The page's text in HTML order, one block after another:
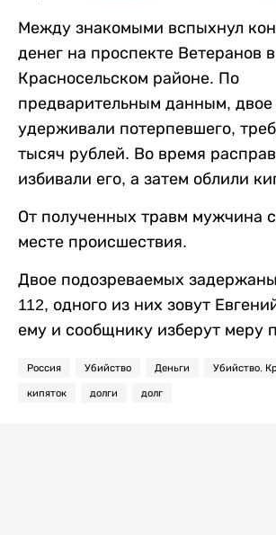
Между знакомыми вспыхнул
денег на проспекте Ветеранов в
Красносельском районе. По
предварительным данным,
удерживали потерпевшего,
тысяч рублей. Во время
избивали его, а затем облили
От полученных травм мужчина
месте происшествия.
Двое подозреваемых
112, одного из них зовут
ему и сообщнику изберут меру
Россия Убийство Деньги Убийство.
кипяток долги долг